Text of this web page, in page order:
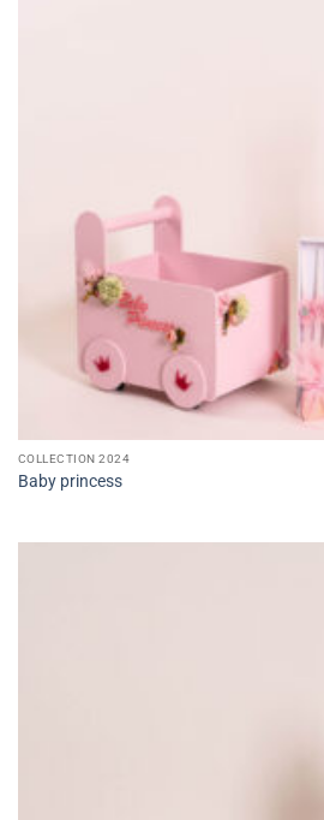
COLLECTION 2024
Baby princess